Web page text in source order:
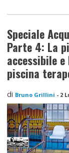
Speciale
Parte 4: La
accessibile e
piscina
di Bruno Grillini - 2